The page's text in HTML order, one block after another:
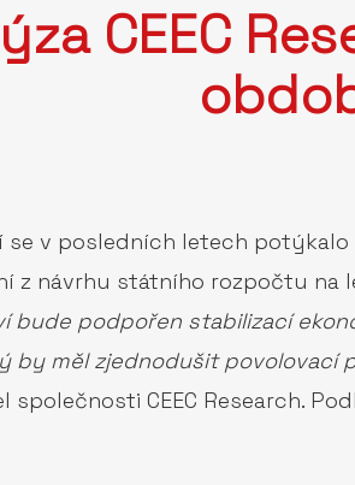
CEEC
v posledních letech
z návrhu státního rozpočtu
bude podpořen stabilizací
by měl zjednodušit
společnosti CEEC Research.